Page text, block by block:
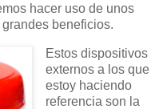
hacer uso de unos
beneficios.
Estos dispositivos
externos a los que
estoy haciendo
referencia son la